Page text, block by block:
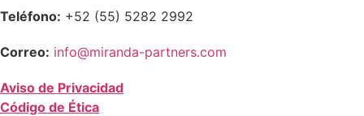
Teléfono: +52 (55) 5282 2992
Correo: info@miranda-partners.com
Aviso de Privacidad
Código de Ética